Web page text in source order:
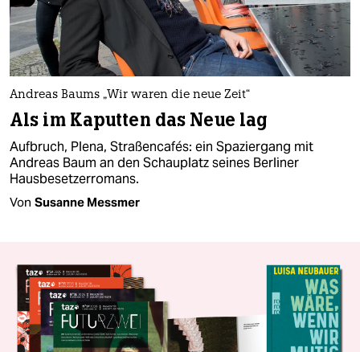
Andreas Baums „Wir waren die neue Zeit“
Als im Kaputten das Neue lag
Aufbruch, Plena, Straßencafés: ein Spaziergang mit
Andreas Baum an den Schauplatz seines Berliner
Hausbesetzerromans.
Von Susanne Messmer